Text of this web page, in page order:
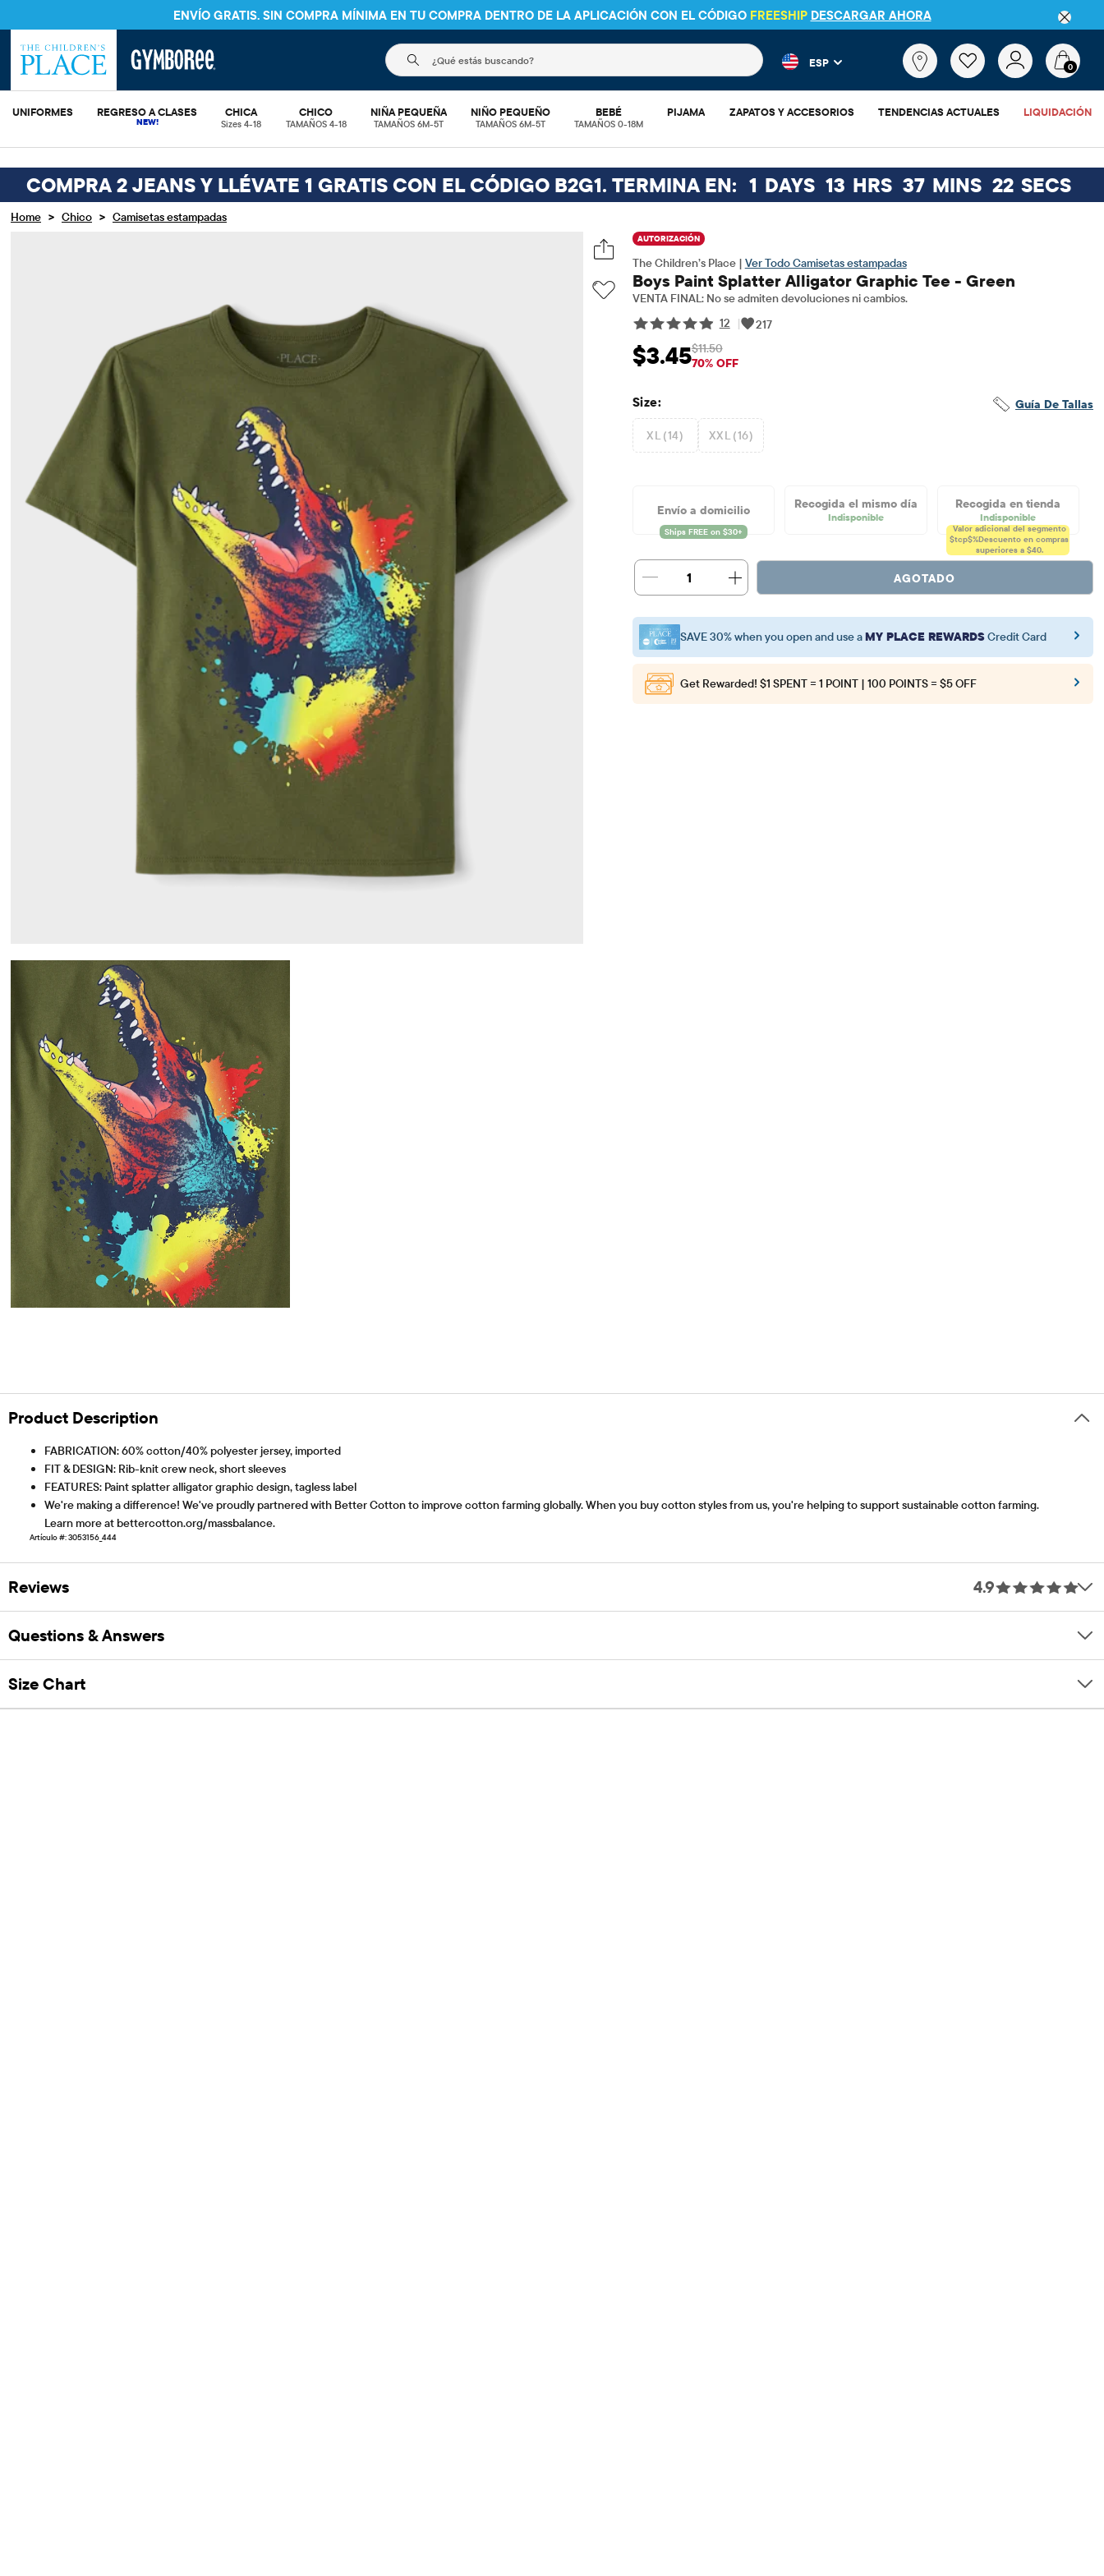
ENVÍO GRATIS. SIN COMPRA MÍNIMA EN TU COMPRA DENTRO DE LA APLICACIÓN CON EL CÓDIGO FREESHIP DESCARGAR AHORA
El siguiente campo de búsqueda filtra las búsquedas más populares y los resultados de productos a medida que
¿Qué
estás
ESP 0
UNIFORMES REGRESO A CLASES CHICA
Sizes 4-18
CHICO
TAMAÑOS 4-18
NIÑA PEQUEÑA
TAMAÑOS 6M-5T
NIÑO PEQUEÑO
TAMAÑOS 6M-5T
BEBÉ
TAMAÑOS 0-18M
PIJAMA ZAPATOS Y ACCESORIOS TENDENCIAS ACTUALES LIQUIDACIÓN
COMPRA 2 JEANS Y LLÉVATE 1 GRATIS CON EL CÓDIGO B2G1. TERMINA EN: 1 DAYS 13 HRS 37 MINS 21 SECS
Home > Chico > Camisetas estampadas
AUTORIZACIÓN
The Children’s Place | Ver Todo Camisetas estampadas
Boys Paint Splatter Alligator Graphic Tee - Green
VENTA FINAL: No se admiten devoluciones ni cambios.
12
| 217
Precio de venta: $3.45
$3.45 Precio original: $11.5
$11.50
70% OFF
Guía De Tallas
Size:
XL (14) XXL (16)
Envío a domicilio Recogida el mismo día
Indisponible
Recogida en tienda
Indisponible
Valor adicional del segmento
$tcp$%Descuento en compras
superiores a $40.
1 AGOTADO
SAVE 30% when you open and use aMY PLACE REWARDSCredit Card
Get Rewarded! $1 SPENT = 1 POINT | 100 POINTS = $5 OFF
Product Description
FABRICATION: 60% cotton/40% polyester jersey, imported
FIT & DESIGN: Rib-knit crew neck, short sleeves
FEATURES: Paint splatter alligator graphic design, tagless label
We're making a difference! We've proudly partnered with Better Cotton to improve cotton farming globally. When you buy cotton styles from us, you're helping to support sustainable cotton farming.
Learn more at bettercotton.org/massbalance.
Artículo #: 3053156_444
Reviews 4.9
Questions & Answers
Size Chart